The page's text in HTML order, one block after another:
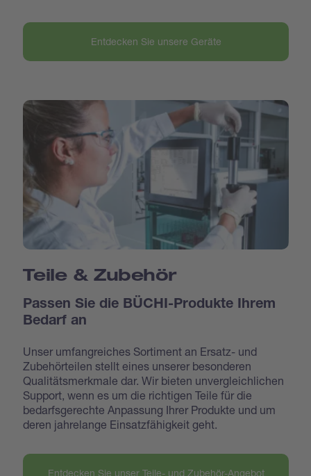
Entdecken Sie unsere Geräte
Teile & Zubehör
Passen Sie die BÜCHI-Produkte Ihrem
Bedarf an
Unser umfangreiches Sortiment an Ersatz- und
Zubehörteilen stellt eines unserer besonderen
Qualitätsmerkmale dar. Wir bieten unvergleichlichen
Support, wenn es um die richtigen Teile für die
bedarfsgerechte Anpassung Ihrer Produkte und um
deren jahrelange Einsatzfähigkeit geht.
Entdecken Sie unser Teile- und Zubehör-Angebot